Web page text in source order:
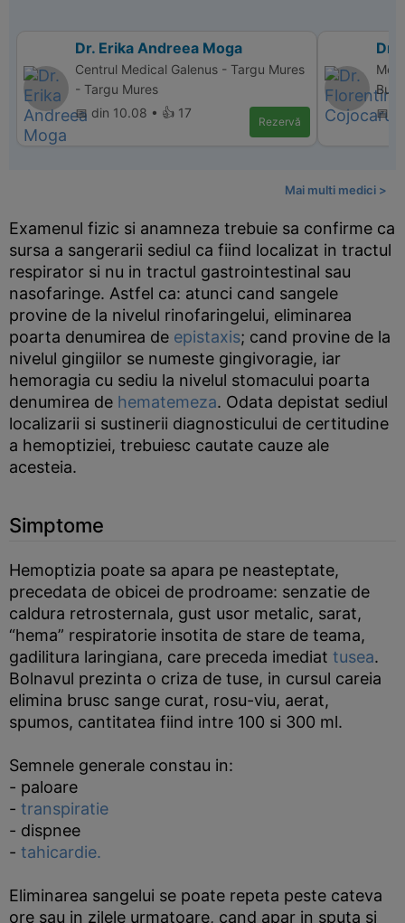
Dr. Erika Andreea Moga
Centrul Medical Galenus - Targu Mures
- Targu Mures
📅 din 10.08 • 👍 17
Rezervă
Dr.
📅
Mai multi medici >
Examenul fizic si anamneza trebuie sa confirme ca
sursa a sangerarii sediul ca fiind localizat in tractul
respirator si nu in tractul gastrointestinal sau
nasofaringe. Astfel ca: atunci cand sangele
provine de la nivelul rinofaringelui, eliminarea
poarta denumirea de epistaxis; cand provine de la
nivelul gingiilor se numeste gingivoragie, iar
hemoragia cu sediu la nivelul stomacului poarta
denumirea de hematemeza. Odata depistat sediul
localizarii si sustinerii diagnosticului de certitudine
a hemoptiziei, trebuiesc cautate cauze ale
acesteia.
Simptome
Hemoptizia poate sa apara pe neasteptate,
precedata de obicei de prodroame: senzatie de
caldura retrosternala, gust usor metalic, sarat,
“hema” respiratorie insotita de stare de teama,
gadilitura laringiana, care preceda imediat tusea.
Bolnavul prezinta o criza de tuse, in cursul careia
elimina brusc sange curat, rosu-viu, aerat,
spumos, cantitatea fiind intre 100 si 300 ml.
Semnele generale constau in:
- paloare
- transpiratie
- dispnee
- tahicardie.
Eliminarea sangelui se poate repeta peste cateva
ore sau in zilele urmatoare, cand apar in sputa si